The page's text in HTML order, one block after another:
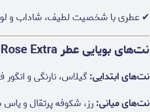
✔ عطری با شخصیت لطیف، شاداب و
نت‌های بویایی عطر Carolina Herrera 212 VIP Rose Extra
نت‌های ابتدایی:گیلاس، نارنگی و
نت‌های میانی:رز، شکوفه پرتقال و